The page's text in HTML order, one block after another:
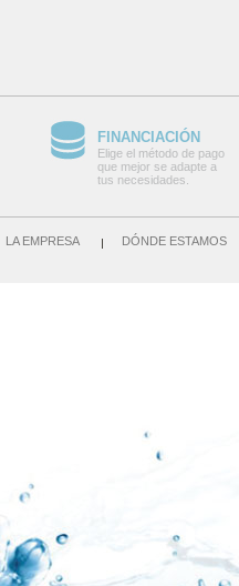
FINANCIACIÓN
Elige el método de pago
que mejor se adapte a
tus necesidades.
LA EMPRESA DÓNDE ESTAMOS